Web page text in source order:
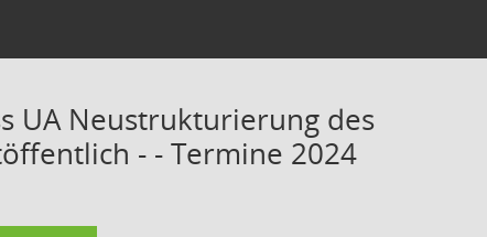
UA Neustrukturierung des
- - Termine 2024